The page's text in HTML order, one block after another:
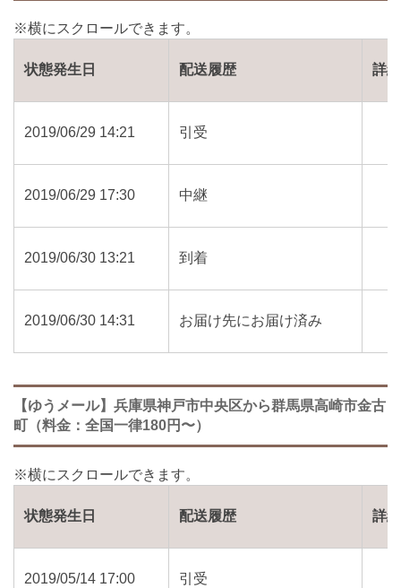
状態発生日 配送履歴 詳細
2019/06/29 14:21 引受
2019/06/29 17:30 中継
2019/06/30 13:21 到着
2019/06/30 14:31 お届け先にお届け済み
【ゆうメール】兵庫県神戸市中央区から群馬県高崎市金古
町（料金：全国一律180円〜）
状態発生日 配送履歴 詳細
2019/05/14 17:00 引受